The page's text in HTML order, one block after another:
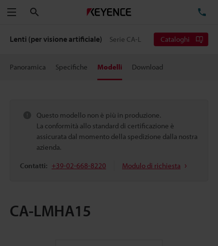
Menu
Lenti (per visione artificiale) Serie CA-L Cataloghi
Panoramica Specifiche Modelli Download
Questo modello non è più in produzione.
La conformità allo standard di certificazione è
assicurata dal momento della spedizione dalla nostra
azienda.
Contatti: +39-02-668-8220 Modulo di richiesta
CA-LMHA15